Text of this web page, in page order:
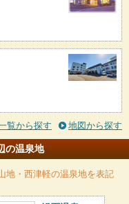
覧から探す 地図から探す
の温泉地
地・西津軽の温泉地を表記